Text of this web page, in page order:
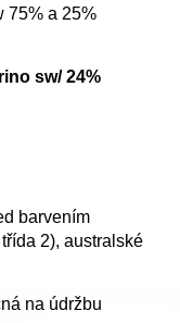
75% a 25%
sw/ 24%
barvením
2), australské
na údržbu